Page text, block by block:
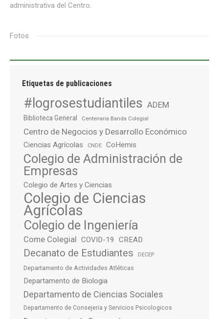
administrativa del Centro.
Fotos
Etiquetas de publicaciones
#logrosestudiantiles ADEM
Biblioteca General Centenaria Banda Colegial
Centro de Negocios y Desarrollo Económico
Ciencias Agrícolas CNDE CoHemis
Colegio de Administración de
Empresas
Colegio de Artes y Ciencias
Colegio de Ciencias
Agrícolas
Colegio de Ingeniería
Come Colegial COVID-19 CREAD
Decanato de Estudiantes DECEP
Departamento de Actividades Atléticas
Departamento de Biologia
Departamento de Ciencias Sociales
Departamento de Consejeria y Servicios Psicologicos